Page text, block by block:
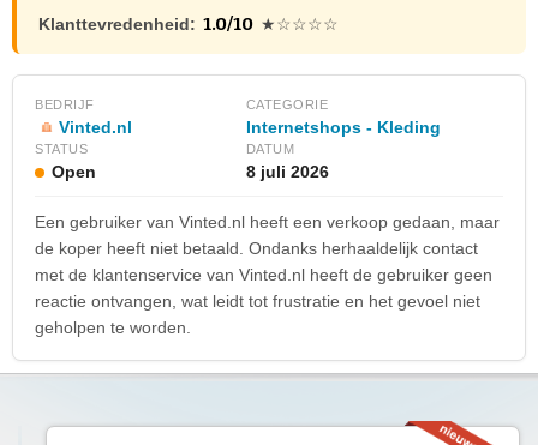
Klanttevredenheid: 1.0/10 ★☆☆☆☆
BEDRIJF
Vinted.nl
CATEGORIE
Internetshops - Kleding
STATUS
Open
DATUM
8 juli 2026
Een gebruiker van Vinted.nl heeft een verkoop gedaan, maar
de koper heeft niet betaald. Ondanks herhaaldelijk contact
met de klantenservice van Vinted.nl heeft de gebruiker geen
reactie ontvangen, wat leidt tot frustratie en het gevoel niet
geholpen te worden.